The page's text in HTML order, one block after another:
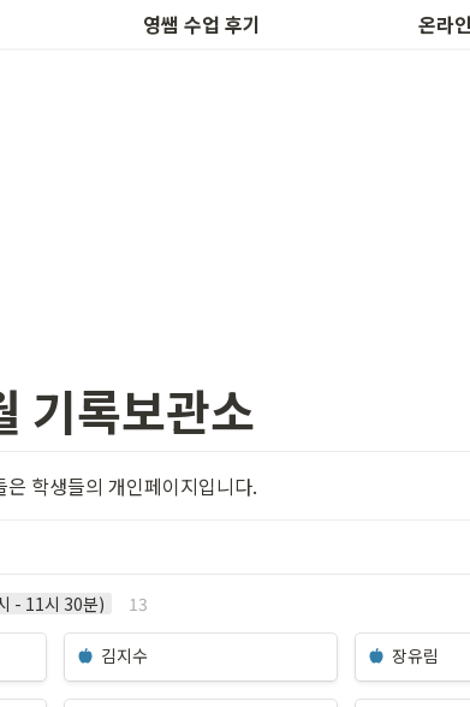
영쌤 수업 후기 온라
기록보관소
학생들의 개인페이지입니다.
- 11시 30분) 13
김지수 장유림